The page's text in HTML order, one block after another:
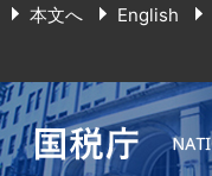
本文へ English